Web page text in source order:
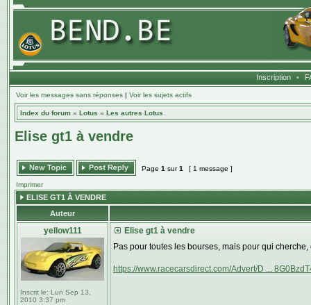
Inscription •
Voir les messages sans réponses | Voir les sujets actifs
Index du forum » Lotus » Les autres Lotus
Elise gt1 à vendre
Page 1 sur1 [ 1 message ]
Imprimer
ELISE GT1 À VENDRE
Auteur
yellow111
Inscrit le: Lun Sep 13,
2010 3:37 pm
Elise gt1 à vendre
Pas pour toutes les bourses, mais pour qui cherche,
https://www.racecarsdirect.com/Advert/D ...